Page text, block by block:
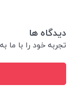
دیدگاه ها
تجربه خود را با ما